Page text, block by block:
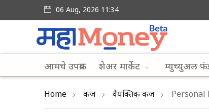
06 Aug, 2026 11:34
आमचे उपक्रम शेअर मार्केट म्युच्युअल
Home कर्ज वैयक्तिक कर्ज Personal